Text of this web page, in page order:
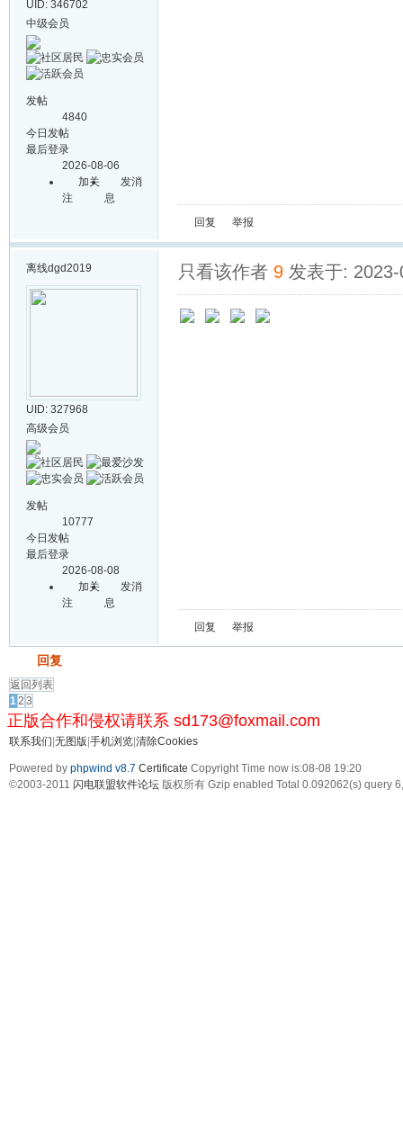
UID: 346702
中级会员
发帖
4840
今日发帖
最后登录
2026-08-06
加关
注
发消
息
回复
举报
离线dgd2019
UID: 327968
高级会员
发帖
10777
今日发帖
最后登录
2026-08-08
加关
注
发消
息
只看该作者 9 发表于:
回复 举报
回复
返回列表
12 3
正版合作和侵权请联系 sd173@foxmail.com
联系我们 无图版 手机浏览 清除Cookies
Powered by phpwind v8.7 Certificate Copyright Time now is:08-08 19:20
©2003-2011 闪电联盟软件论坛 版权所有 Gzip enabled Total 0.092062(s) query 6,